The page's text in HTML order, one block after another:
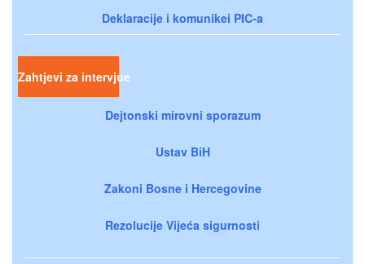
Deklaracije i komunikei PIC-a
Zahtjevi za intervjue
Dejtonski mirovni sporazum
Ustav BiH
Zakoni Bosne i Hercegovine
Rezolucije Vijeća sigurnosti